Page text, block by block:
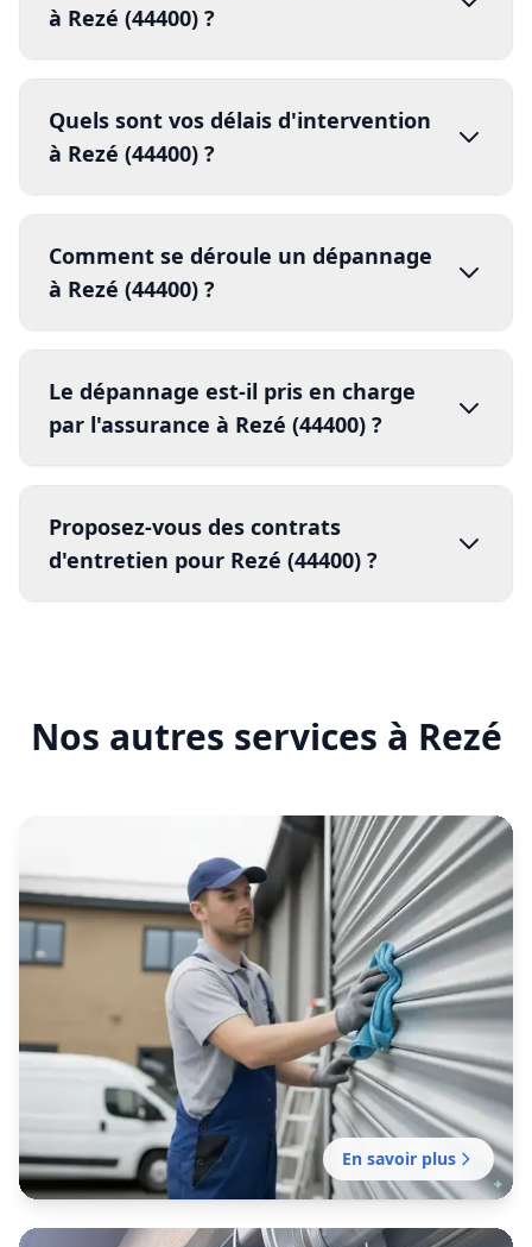
Serrure forcée
Axe désaxé
pièces de
rechange
intervention sous 30 minutes
à Rezé (44400) ?
1.
4.
5. compte rendu détaillé
Le dépannage est-il pris en charge
par l'assurance à Rezé (44400) ?
vandalisme effraction
dégâts climatiques
Proposez-vous des contrats
d'entretien pour Rezé (44400) ?
contrats d'entretien annuels
80% les risques de panne
Nos autres services à Rezé
Entretien rideau métallique
Rezé
Contrat d'entretien préventif pour rideaux
métalliques : prolongez la durée de vie de
votre installation.
En savoir plus
En savoir plus